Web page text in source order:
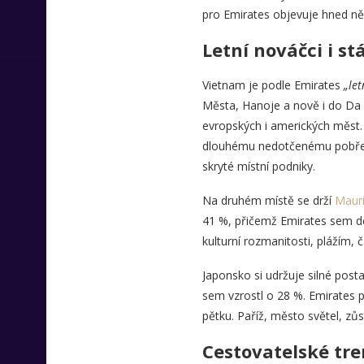
pro Emirates objevuje hned
Letní nováčci i
Vietnam je podle Emirates
Města, Hanoje a nově i do
evropských i amerických
dlouhému nedotčenému
skryté místní podniky.
Na druhém místě se drží
41 %, přičemž Emirates sem
kulturní rozmanitosti, plážím,
Japonsko si udržuje silné
sem vzrostl o 28 %. Emirates
pětku. Paříž, město světel,
Cestovatelské